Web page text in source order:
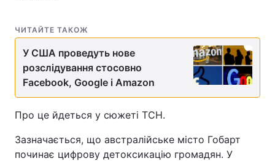
ЧИТАЙТЕ ТАКОЖ
У США проведуть нове
розслідування стосовно
Facebook, Google і Amazon
Про це йдеться у сюжеті ТСН.
Зазначається, що австралійське місто Гобарт
починає цифрову детоксикацію громадян. У